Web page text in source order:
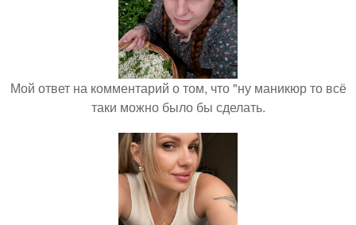
Мой ответ на комментарий о том, что "ну маникюр то всё
таки можно было бы сделать.